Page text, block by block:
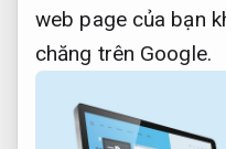
web page của bạn
chăng trên Google.